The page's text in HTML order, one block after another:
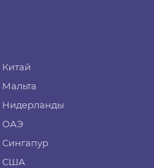
Китай
Мальта
Нидерланды
ОАЭ
Сингапур
США